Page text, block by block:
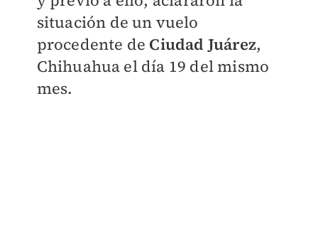
situación de un vuelo
procedente de Ciudad Juárez,
Chihuahua el día 19 del mismo
mes.